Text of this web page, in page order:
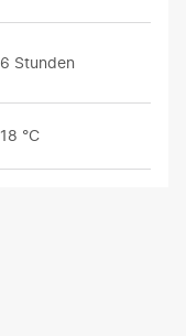
6 Stunden
18 °C